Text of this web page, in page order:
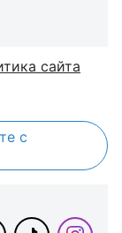
сайта
с